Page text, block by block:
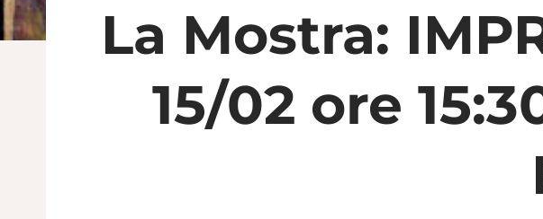
La Mostra:
15/02 ore